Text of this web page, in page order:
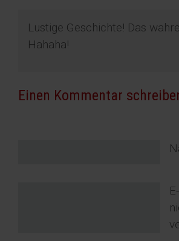
Lustige Geschichte! Das
Hahaha!
Einen Kommentar